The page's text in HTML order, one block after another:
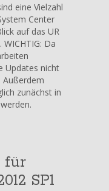
6
für
System
Center
2012
SP1
eine Vielzahl
Center
auf das UR
Da
Updates nicht
Außerdem
zunächst in
für
SP1